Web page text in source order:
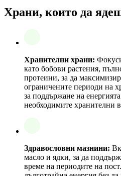
Храни, които да
Хранителни храни:
като бобови растения,
протеини, за да
ограничените периоди на
за поддържане на
необходимите хранителни
Здравословни мазнини:
масло и ядки, за да
време на периодите на